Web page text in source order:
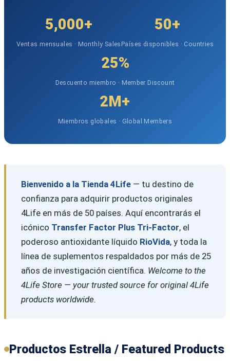
5,000+
Ventas mensuales · Monthly Sales
50+
Países disponibles · Countries
25%
Descuento miembro · Member Discount
2M+
Miembros globales · Global Members
Bienvenido a la Tienda 4Life— tu destino de
confianza para adquirir productos originales
4Life en más de 50 países. Aquí encontrarás el
icónico Transfer Factor Plus Tri-Factor, el
poderoso antioxidante líquido RioVida, y toda la
línea de suplementos respaldados por más de 25
años de investigación científica. Welcome to the
4Life Store — your trusted source for original 4Life
products worldwide.
Productos Estrella / Featured Products